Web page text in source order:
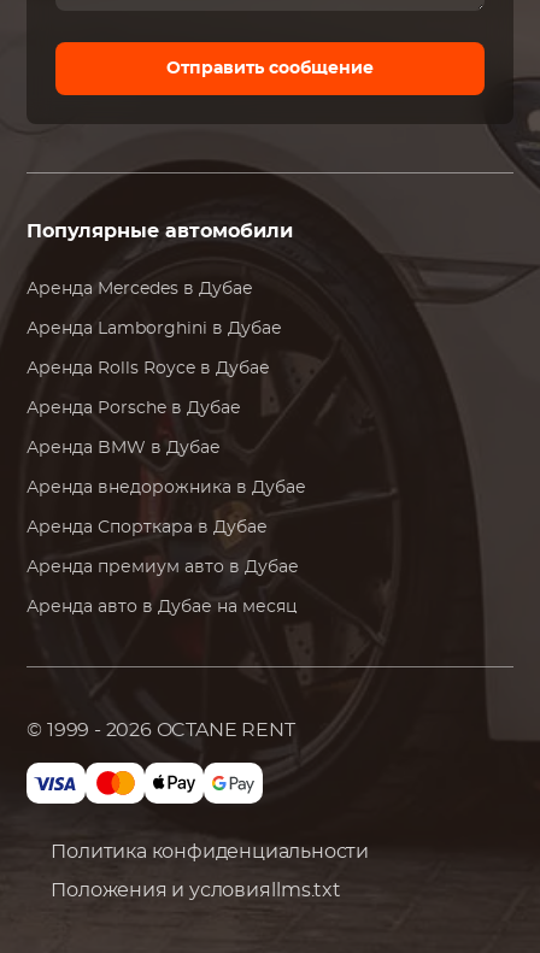
Отправить сообщение
Популярные автомобили
Аренда Mercedes в Дубае
Аренда Lamborghini в Дубае
Аренда Rolls Royce в Дубае
Аренда Porsche в Дубае
Аренда BMW в Дубае
Аренда внедорожника в Дубае
Аренда Спорткара в Дубае
Аренда премиум авто в Дубае
Аренда авто в Дубае на месяц
© 1999 - 2026 OCTANE RENT
Политика конфиденциальности
Положения и условия
llms.txt